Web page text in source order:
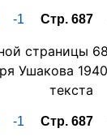
слово
его
часть
не
3
-1 Стр. 687
-1 Стр. 687